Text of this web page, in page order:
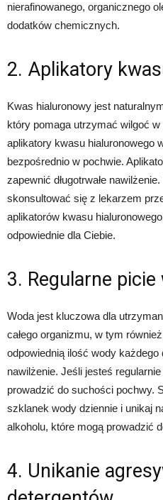
nierafinowanego, organicznego
dodatków chemicznych.
2. Aplikatory
Kwas hialuronowy jest
który pomaga utrzymać wilgoć
aplikatory kwasu hialuronowego
bezpośrednio w pochwie.
zapewnić długotrwałe
skonsultować się z lekarzem
aplikatorów kwasu
odpowiednie dla Ciebie.
3. Regularne picie
Woda jest kluczowa dla
całego organizmu, w tym
odpowiednią ilość wody
nawilżenie. Jeśli jesteś
prowadzić do suchości pochwy.
szklanek wody dziennie i unikaj
alkoholu, które mogą prowadzić
4. Unikanie